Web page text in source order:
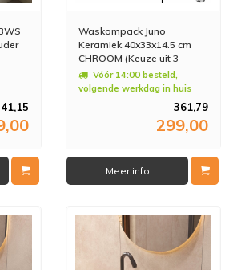
Waskompack Juno
Keramiek 40x33x14.5 cm
CHROOM (Keuze uit 3
kranen)
Vóór 14:00 besteld,
volgende werkdag in huis
361,79
299,00
Meer info